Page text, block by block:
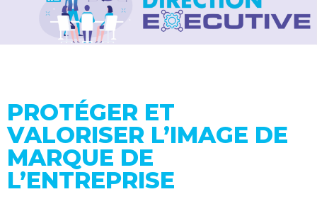
PROTÉGER ET
VALORISER L’IMAGE DE
MARQUE DE
L’ENTREPRISE